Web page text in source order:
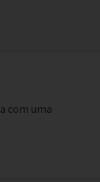
com uma